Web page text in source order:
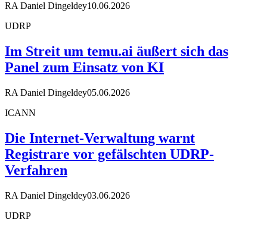
RA Daniel Dingeldey10.06.2026
UDRP
Im Streit um temu.ai äußert sich das
Panel zum Einsatz von KI
RA Daniel Dingeldey05.06.2026
ICANN
Die Internet-Verwaltung warnt
Registrare vor gefälschten UDRP-
Verfahren
RA Daniel Dingeldey03.06.2026
UDRP